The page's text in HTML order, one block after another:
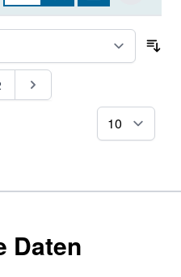
gerade Seite
Seite
Daten